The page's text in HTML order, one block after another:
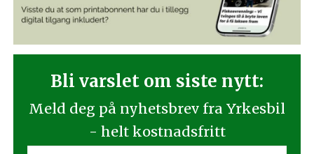
Bli varslet om siste nytt:
Meld deg på nyhetsbrev fra Yrkesbil
- helt kostnadsfritt